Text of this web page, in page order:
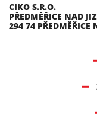
CIKO S.R.O.
PŘEDMĚŘICE NAD
294 74 PŘEDMĚŘICE